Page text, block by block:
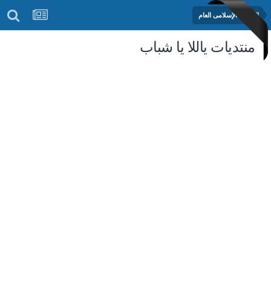
المنتدى الإسلامى العام
منتديات ياللا يا شباب